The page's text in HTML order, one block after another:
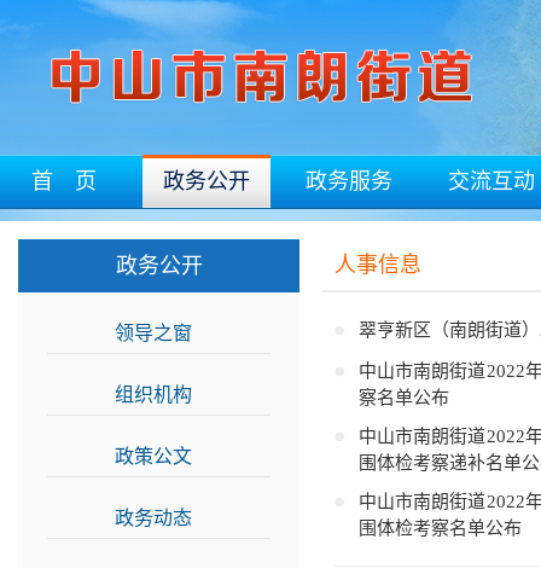
首 页 政务公开 政务服务 交流互动
政务公开
领导之窗
组织机构
政策公文
政务动态
人事信息
翠亨新区（南朗街道
中山市南朗街道2022
察名单公布
中山市南朗街道2022
围体检考察递补名单
中山市南朗街道2022
围体检考察名单公布